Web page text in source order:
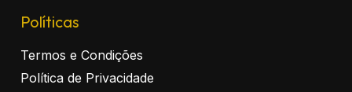
Políticas
Termos e Condições
Política de Privacidade